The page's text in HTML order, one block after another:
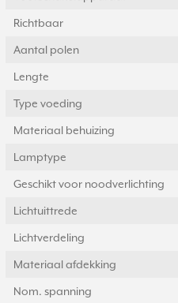
Richtbaar
Aantal polen
Lengte
Type voeding
Materiaal behuizing
Lamptype
Geschikt voor noodverlichting
Lichtuittrede
Lichtverdeling
Materiaal afdekking
Nom. spanning